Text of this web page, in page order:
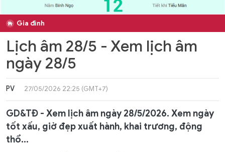
Gia đình
Lịch âm 28/5 - Xem lịch âm
ngày 28/5
PV 27/05/2026 22:25 (GMT+7)
GD&TĐ - Xem lịch âm ngày 28/5/2026. Xem ngày
tốt xấu, giờ đẹp xuất hành, khai trương, động
thổ...